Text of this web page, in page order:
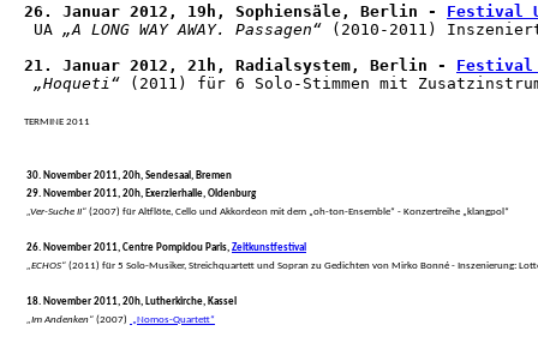
26. Januar 2012, 19h, Sophiensäle, Berlin - Festival
UA „A LONG WAY AWAY. Passagen“ (2010-2011)
21. Januar 2012, 21h, Radialsystem, Berlin -
„Hoqueti“ (2011) für 6 Solo-Stimmen mit
TERMINE 2011
30. November 2011, 20h, Sendesaal, Bremen
29. November 2011, 20h, Exerzierhalle, Oldenburg
„Ver-Suche II“ (2007) für Altflöte, Cello und Akkordeon mit dem „oh-ton-Ensemble“ - Konzertreihe „klangpol“
26. November 2011, Centre Pompidou Paris, Zeitkunstfestival
„ECHOS“ (2011) für 5 Solo-Musiker, Streichquartett und Sopran zu Gedichten von Mirko Bonné - Inszenierung:
18. November 2011, 20h, Lutherkirche, Kassel
„Im Andenken“ (2007) „Nomos-Quartett“